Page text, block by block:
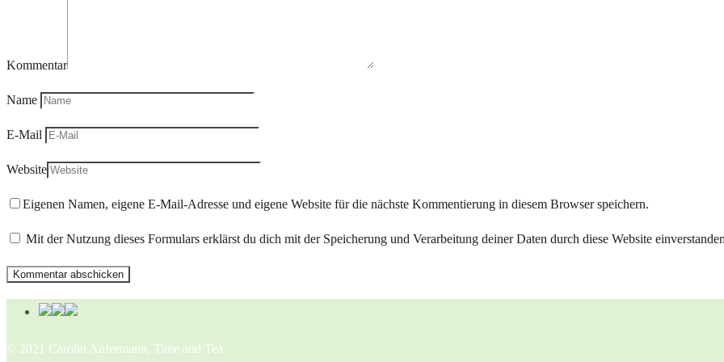
Kommentar
Name
E-Mail
Website
Eigenen Namen, eigene E-Mail-Adresse und eigene Website für die nächste Kommentierung in diesem Browser speichern.
Mit der Nutzung dieses Formulars erklärst du dich mit der Speicherung und Verarbeitung deiner Daten durch diese Website
© 2021 Carolin Aufermann, Time and Tea